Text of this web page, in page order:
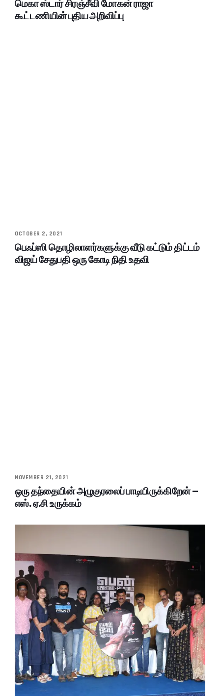
மெகா ஸ்டார் சிரஞ்சீவி மோகன் ராஜா
கூட்டணியின் புதிய அறிவிப்பு
OCTOBER 2, 2021
பெஃப்ஸி தொழிலாளர்களுக்கு வீடு கட்டும் திட்டம்
விஜய் சேதுபதி ஒரு கோடி நிதி உதவி
NOVEMBER 21, 2021
ஒரு தந்தையின் அழுகுரலைப் பாடியிருக்கிறேன் –
எஸ். ஏ.சி உருக்கம்